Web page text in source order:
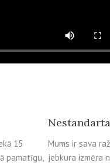
15
pamatīgu,
Mums ir sava
jebkura izmēra